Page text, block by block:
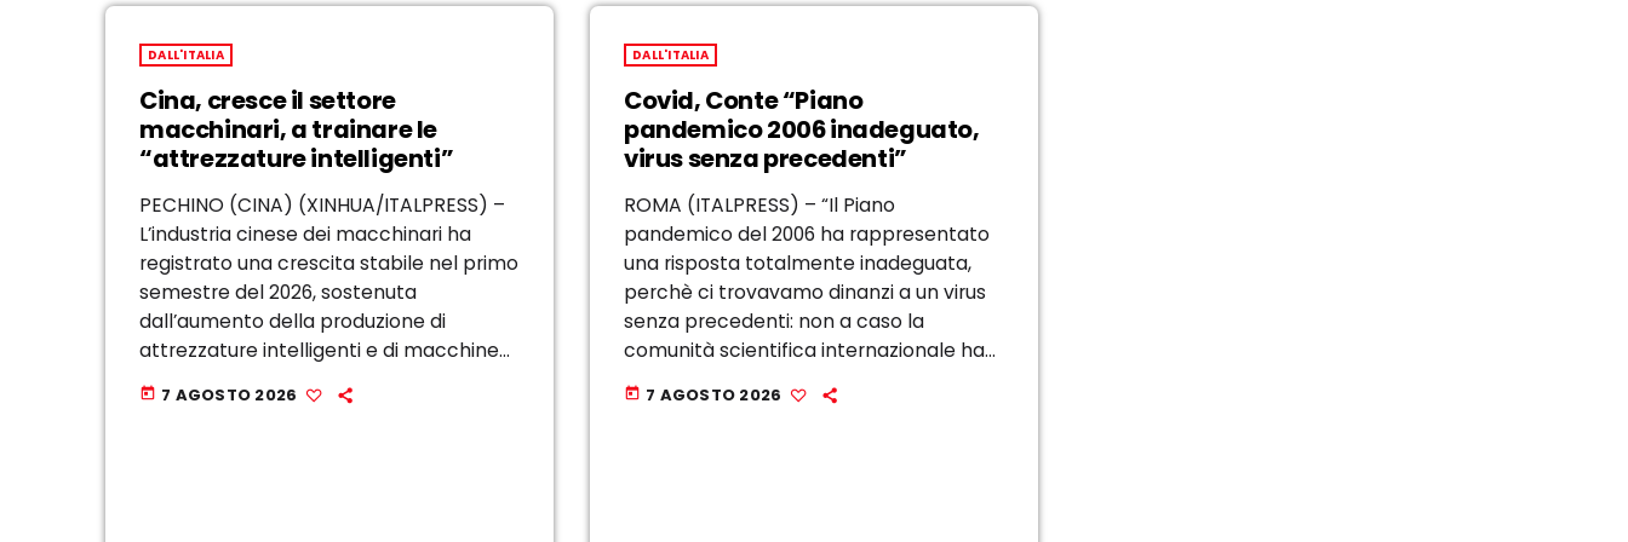
DALL'ITALIA
Cina, cresce il settore
macchinari, a trainare le
“attrezzature intelligenti”
PECHINO (CINA) (XINHUA/ITALPRESS) –
L’industria cinese dei macchinari ha
registrato una crescita stabile nel primo
semestre del 2026, sostenuta
dall’aumento della produzione di
attrezzature intelligenti e di macchine
utensili di fascia alta, secondo i dati
diffusi oggi dalla China Machinery
today 7 AGOSTO 2026
DALL'ITALIA
Covid, Conte “Piano
pandemico 2006 inadeguato,
virus senza precedenti”
ROMA (ITALPRESS) – “Il Piano
pandemico del 2006 ha rappresentato
una risposta totalmente inadeguata,
perchè ci trovavamo dinanzi a un virus
senza precedenti: non a caso la
comunità scientifica internazionale ha
predisposto uno strumento di risposta
specificamente modellato sul Covid;
today 7 AGOSTO 2026